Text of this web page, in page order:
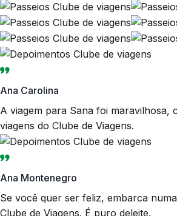
Ana Carolina
A viagem para Sana foi maravilhosa,
viagens do Clube de Viagens.
Ana Montenegro
Se você quer ser feliz, embarca
Clube de Viagens. É puro deleite.